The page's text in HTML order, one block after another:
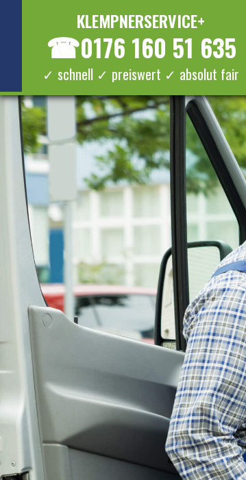
KLEMPNERSERVICE+
☎0176 160 51 635
✓ schnell ✓ preiswert ✓ absolut fair